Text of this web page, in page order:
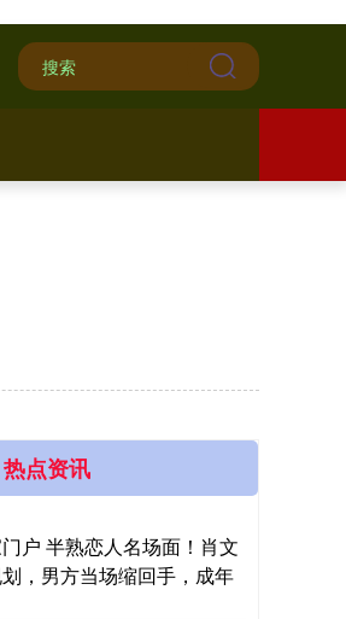
热点资讯
户 半熟恋人名场面！肖文
，男方当场缩回手，成年